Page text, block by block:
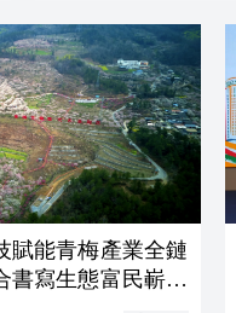
賦能青梅產業全鏈
寫生態富民嶄新